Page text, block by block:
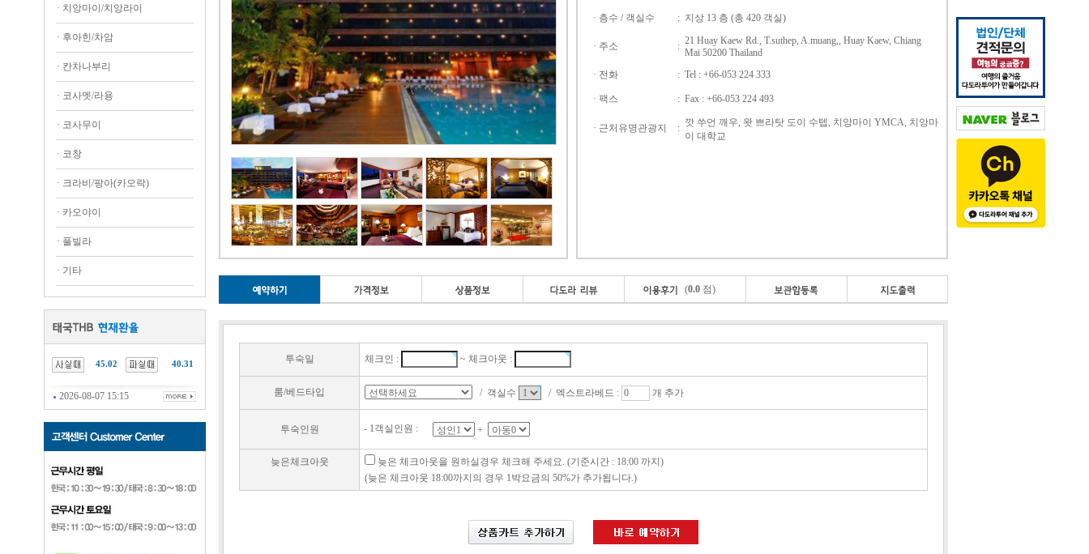
· 치앙마이/치앙라이
· 후아힌/차암
· 칸차나부리
· 코사멧/라용
· 코사무이
· 코창
· 크라비/팡아(카오락)
· 카오야이
· 풀빌라
· 기타
45.02 40.31
2026-08-07 15:15
· 층수 / 객실수 : 지상 13 층 (총 420 객실)
· 주소 : 21 Huay Kaew Rd., T.suthep, A.muang,, Huay Kaew, Chiang
Mai 50200 Thailand
· 전화
: Tel : +66-053 224 333
· 팩스 : Fax : +66-053 224 493
· 근처유명관광지 : 깟 쑤언 깨우, 왓 쁘라탓 도이 수텝, 치앙마이 YMCA, 치앙마
이 대학교
(0.0 점)
투숙일 체크인 : ~ 체크아웃 :
룸/베드타입 / 객실수 / 엑스트라베드 : 개 추가
투숙인원 - 1객실인원 : +
늦은체크아웃
늦은 체크아웃을 원하실경우 체크해 주세요. (기준시간 : 18:00 까지)
(늦은 체크아웃 18:00까지의 경우 1박요금의 50%가 추가됩니다.)